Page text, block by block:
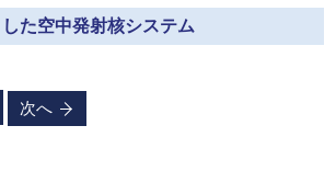
た空中発射核システム
次へ